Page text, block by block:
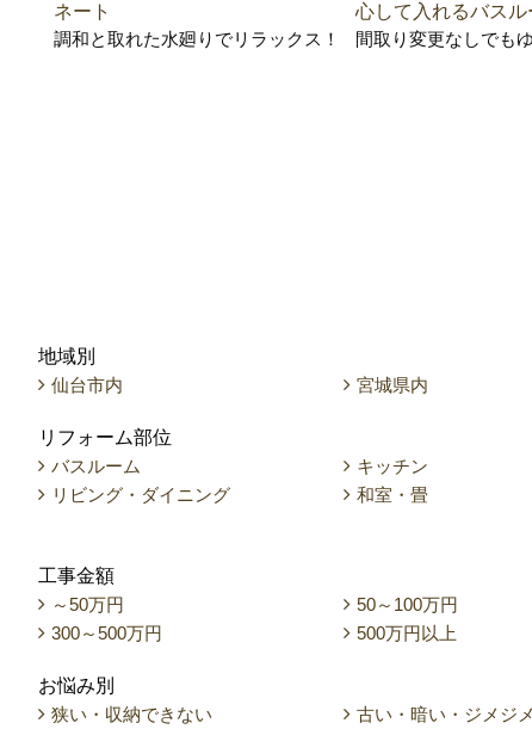
ネート
調和と取れた水廻りでリラックス！
心して入れるバスル
間取り変更なしでも
地域別
仙台市内
宮城県内
リフォーム部位
バスルーム
キッチン
リビング・ダイニング
和室・畳
工事金額
～50万円
50～100万円
300～500万円
500万円以上
お悩み別
狭い・収納できない
古い・暗い・ジメジ